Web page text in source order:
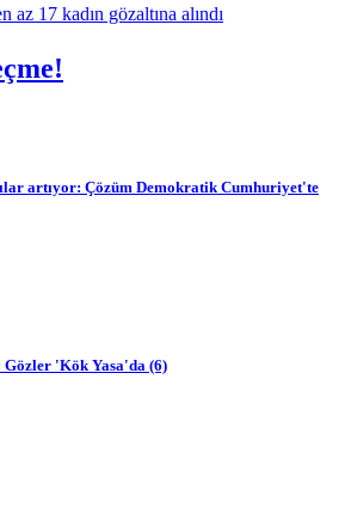
az 17 kadın gözaltına alındı
artıyor: Çözüm Demokratik Cumhuriyet'te
Gözler 'Kök Yasa'da (6)